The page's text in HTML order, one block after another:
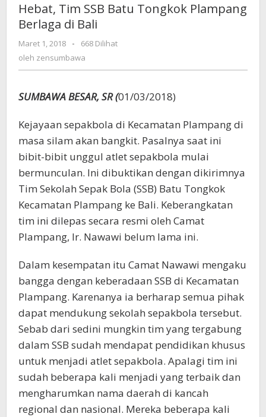
Batu
Plampang
Hebat, Tim SSB Batu Tongkok Plampang
Berlaga di Bali
Maret 1, 2018
oleh
zensumbawa
-
668 Dilihat
oleh zensumbawa
SUMBAWA BESAR, SR (01/03/2018)
Kejayaan sepakbola di Kecamatan Plampang di
masa silam akan bangkit. Pasalnya saat ini
bibit-bibit unggul atlet sepakbola mulai
bermunculan. Ini dibuktikan dengan dikirimnya
Tim Sekolah Sepak Bola (SSB) Batu Tongkok
Kecamatan Plampang ke Bali. Keberangkatan
tim ini dilepas secara resmi oleh Camat
Plampang, Ir. Nawawi belum lama ini.
Dalam kesempatan itu Camat Nawawi mengaku
bangga dengan keberadaan SSB di Kecamatan
Plampang. Karenanya ia berharap semua pihak
dapat mendukung sekolah sepakbola tersebut.
Sebab dari sedini mungkin tim yang tergabung
dalam SSB sudah mendapat pendidikan khusus
untuk menjadi atlet sepakbola. Apalagi tim ini
sudah beberapa kali menjadi yang terbaik dan
mengharumkan nama daerah di kancah
regional dan nasional. Mereka beberapa kali